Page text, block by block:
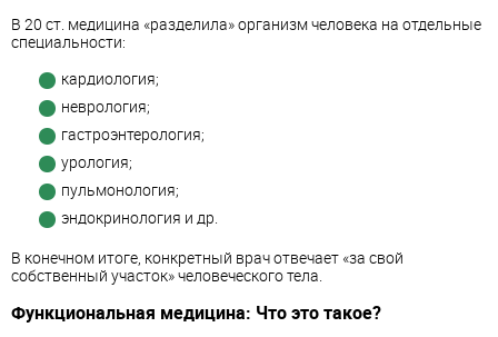
В 20 ст. медицина «разделила» организм человека на отдельные
специальности:
кардиология;
неврология;
гастроэнтерология;
урология;
пульмонология;
эндокринология и др.
В конечном итоге, конкретный врач отвечает «за свой
собственный участок» человеческого тела.
Функциональная медицина: Что это такое?